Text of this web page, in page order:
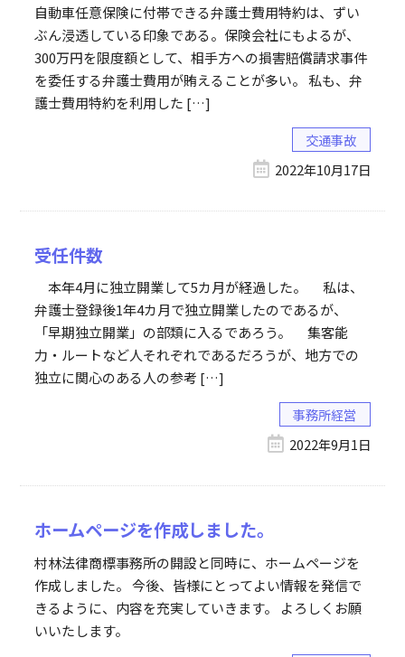
自動車任意保険に付帯できる弁護士費用特約は、ずい
ぶん浸透している印象である。保険会社にもよるが、
300万円を限度額として、相手方への損害賠償請求事件
を委任する弁護士費用が賄えることが多い。 私も、弁
護士費用特約を利用した […]
交通事故
2022年10月17日
受任件数
本年4月に独立開業して5カ月が経過した。 私は、
弁護士登録後1年4カ月で独立開業したのであるが、
「早期独立開業」の部類に入るであろう。 集客能
力・ルートなど人それぞれであるだろうが、地方での
独立に関心のある人の参考 […]
事務所経営
2022年9月1日
ホームページを作成しました。
村林法律商標事務所の開設と同時に、ホームページを
作成しました。 今後、皆様にとってよい情報を発信で
きるように、内容を充実していきます。 よろしくお願
いいたします。